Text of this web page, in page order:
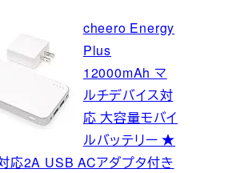
cheero Energy
Plus
12000mAh マ
ルチデバイス対
応 大容量モバイ
ルバッテリー ★
応2A USB ACアダプタ付き